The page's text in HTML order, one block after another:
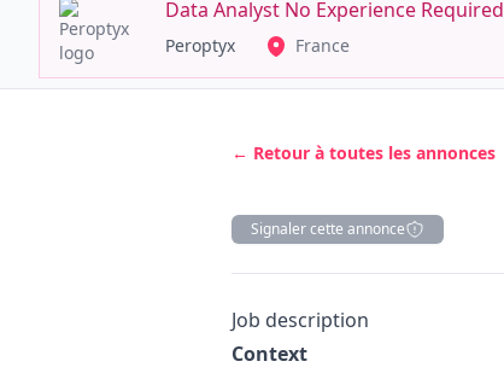
Data Analyst No Experience Required
Peroptyx France
← Retour à toutes les annonces
Signaler cette annonce
Description
Job description
Context